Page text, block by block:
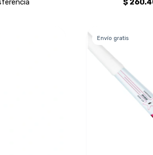
Envío gratis